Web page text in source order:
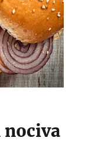
nociva